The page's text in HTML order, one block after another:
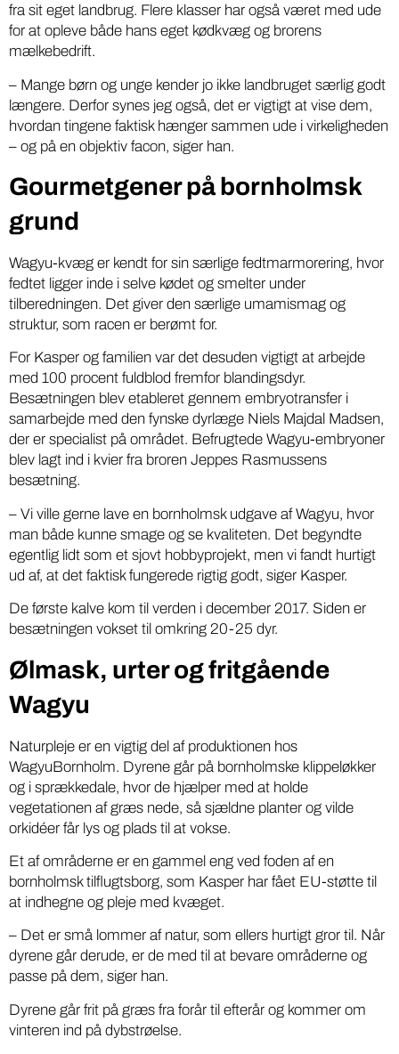
fra sit eget landbrug. Flere klasser har også været med ude
for at opleve både hans eget kødkvæg og brorens
mælkebedrift.
– Mange børn og unge kender jo ikke landbruget særlig godt
længere. Derfor synes jeg også, det er vigtigt at vise dem,
hvordan tingene faktisk hænger sammen ude i virkeligheden
– og på en objektiv facon, siger han.
Gourmetgener på bornholmsk
grund
Wagyu-kvæg er kendt for sin særlige fedtmarmorering, hvor
fedtet ligger inde i selve kødet og smelter under
tilberedningen. Det giver den særlige umamismag og
struktur, som racen er berømt for.
For Kasper og familien var det desuden vigtigt at arbejde
med 100 procent fuldblod fremfor blandingsdyr.
Besætningen blev etableret gennem embryotransfer i
samarbejde med den fynske dyrlæge Niels Majdal Madsen,
der er specialist på området. Befrugtede Wagyu-embryoner
blev lagt ind i kvier fra broren Jeppes Rasmussens
besætning.
– Vi ville gerne lave en bornholmsk udgave af Wagyu, hvor
man både kunne smage og se kvaliteten. Det begyndte
egentlig lidt som et sjovt hobbyprojekt, men vi fandt hurtigt
ud af, at det faktisk fungerede rigtig godt, siger Kasper.
De første kalve kom til verden i december 2017. Siden er
besætningen vokset til omkring 20-25 dyr.
Ølmask, urter og fritgående
Wagyu
Naturpleje er en vigtig del af produktionen hos
WagyuBornholm. Dyrene går på bornholmske klippeløkker
og i sprækkedale, hvor de hjælper med at holde
vegetationen af græs nede, så sjældne planter og vilde
orkidéer får lys og plads til at vokse.
Et af områderne er en gammel eng ved foden af en
bornholmsk tilflugtsborg, som Kasper har fået EU-støtte til
at indhegne og pleje med kvæget.
– Det er små lommer af natur, som ellers hurtigt gror til. Når
dyrene går derude, er de med til at bevare områderne og
passe på dem, siger han.
Dyrene går frit på græs fra forår til efterår og kommer om
vinteren ind på dybstrøelse.